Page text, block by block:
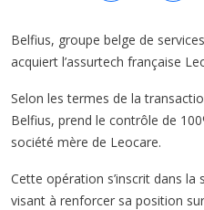
Belfius, groupe belge de
acquiert l’assurtech française
Selon les termes de la
Belfius, prend le contrôle de
société mère de Leocare.
Cette opération s’inscrit dans
visant à renforcer sa position